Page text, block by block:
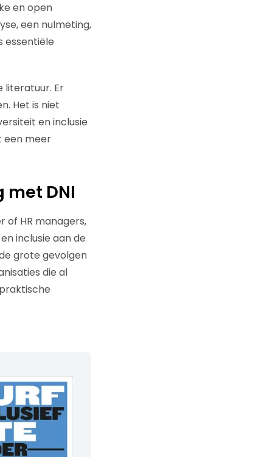
en open
een nulmeting,
essentiële
literatuur. Er
Het is niet
en inclusie
een meer
DNI
of HR managers,
inclusie aan de
grote gevolgen
die al